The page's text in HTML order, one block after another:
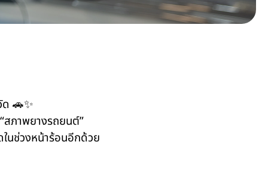
🚗✨
สภาพยางรถยนต์”
นช่วงหน้าร้อนอีกด้วย